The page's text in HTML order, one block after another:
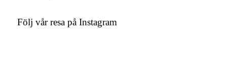
Följ vår resa på Instagram